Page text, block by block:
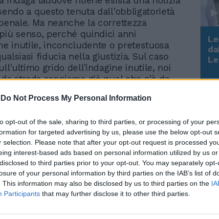
Do Not Process My Personal Information
opt-out of the sale, sharing to third parties, or processing of your
for targeted advertising by us, please use the below opt-out
selection. Please note that after your opt-out request is processed
interest-based ads based on personal information utilized by us
to third parties prior to your opt-out. You may separately
of your personal information by third parties on the IAB’s list of
This information may also be disclosed by us to third parties on the
Participants that may further disclose it to other third parties.
a questo tenuta dall'obbligatorietà
Ma neanche la correttezza
senso, perché quindici anni
inutile, inconcludente o pretestuosa
fiducia nella giustizia. Sul caso
grido dell'indagine inutile, noi
strada sappiamo già quel che c'è da
condotta così priva di rispetto per il
indagare debolezze privatissime, che solo
può considerare reato. Il resto
e mesi di masochismo nazionale.
si scateneranno nuove polemiche,
le due evidenze che abbiamo
Ma se si solleva la testa dal caos e
non può non essere evidente che la
delle procure si sostituì alla volontà
Rudy Giuliani a Come States?
Trump, Meloni e la strategia
americana